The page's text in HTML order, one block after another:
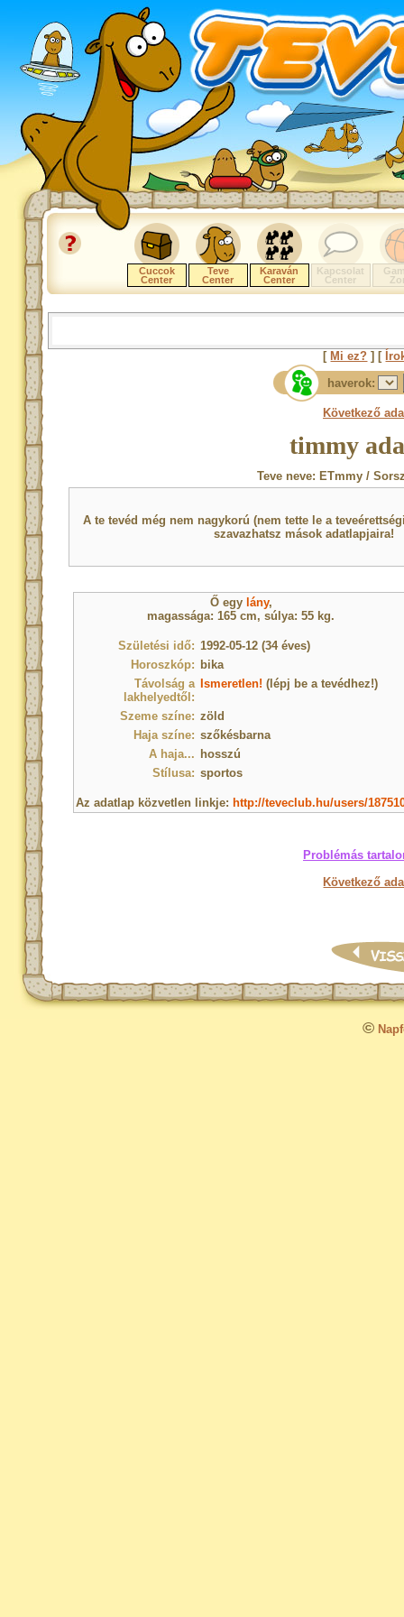
Cuccok
Center
Teve
Center
Karaván
Center
Kapcsolat
Center
[ Mi ez? ] [
haverok:
Következő
timmy
Teve neve: ETmmy /
A te tevéd még nem nagykorú (nem tette le a
szavazhatsz mások adatlapjaira!
Ő egy lány,
magassága: 165 cm, súlya: 55 kg.
Születési idő: 1992-05-12 (34 éves)
Horoszkóp: bika
Távolság a
lakhelyedtől:
Ismeretlen! (lépj be a tevédhez!)
Szeme színe: zöld
Haja színe: szőkésbarna
A haja... hosszú
Stílusa: sportos
Az adatlap közvetlen linkje: http://teveclub.hu/users/
Problémás
Következő
©